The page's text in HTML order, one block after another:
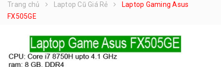
Trang chủ
Laptop Cũ Giá Rẻ
Laptop Gaming Asus
FX505GE